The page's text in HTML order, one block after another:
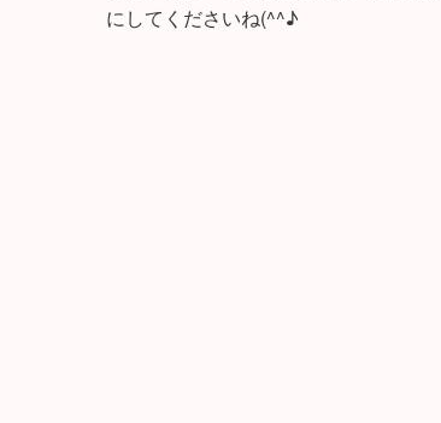
にしてくださいね(^^♪